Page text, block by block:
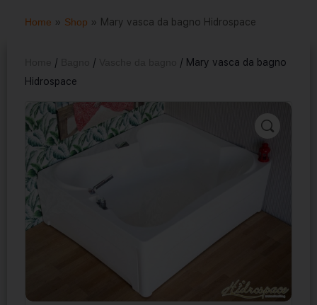
Home » Shop » Mary vasca da bagno Hidrospace
/ /
/ Mary vasca da bagno
Hidrospace